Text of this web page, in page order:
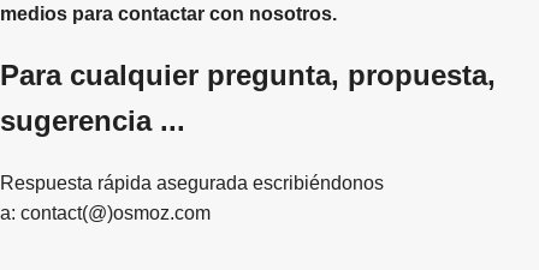
medios para contactar con nosotros.
Para cualquier pregunta, propuesta,
sugerencia ...
Respuesta rápida asegurada escribiéndonos
a: contact(@)osmoz.com